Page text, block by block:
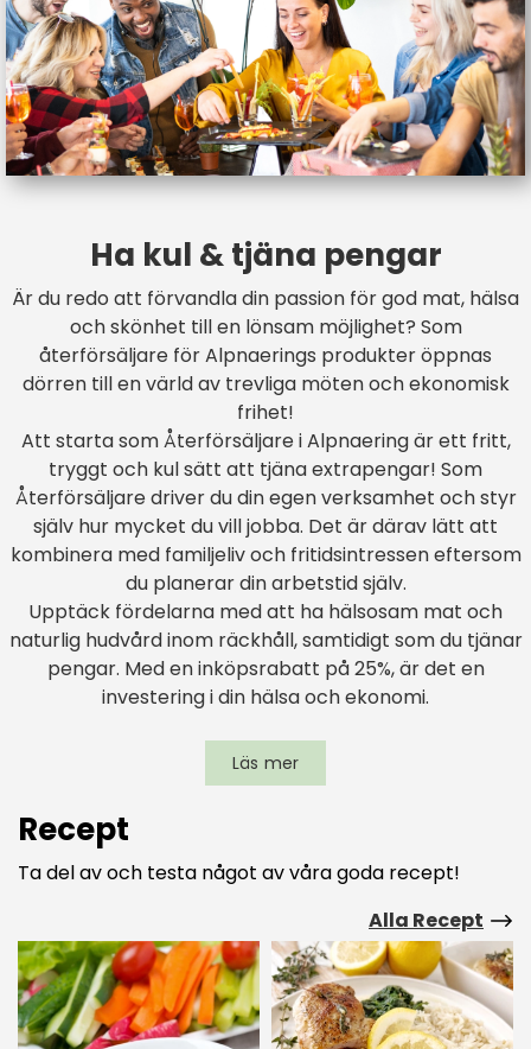
Ha kul & tjäna pengar
Är du redo att förvandla din passion för god mat, hälsa
och skönhet till en lönsam möjlighet? Som
återförsäljare för Alpnaerings produkter öppnas
dörren till en värld av trevliga möten och ekonomisk
frihet!
Att starta som Återförsäljare i Alpnaering är ett fritt,
tryggt och kul sätt att tjäna extrapengar! Som
Återförsäljare driver du din egen verksamhet och styr
själv hur mycket du vill jobba. Det är därav lätt att
kombinera med familjeliv och fritidsintressen eftersom
du planerar din arbetstid själv.
Upptäck fördelarna med att ha hälsosam mat och
naturlig hudvård inom räckhåll, samtidigt som du tjänar
pengar. Med en inköpsrabatt på 25%, är det en
investering i din hälsa och ekonomi.
Läs mer
Recept
Ta del av och testa något av våra goda recept!
Alla Recept